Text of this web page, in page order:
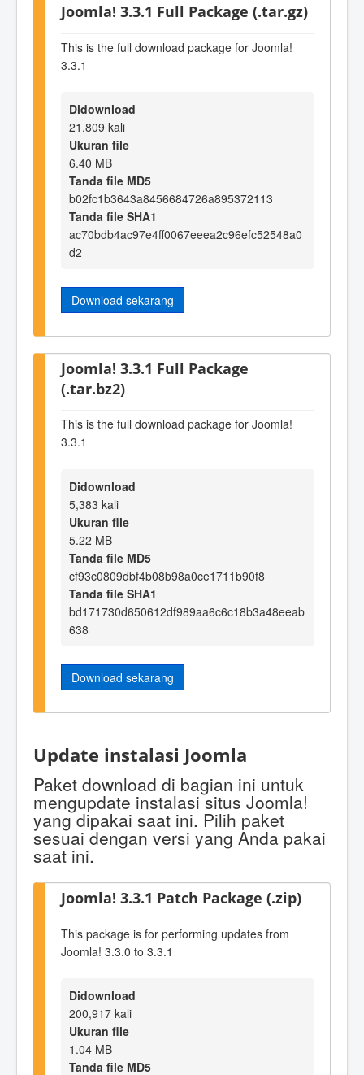
Joomla! 3.3.1 Full Package (.tar.gz)
This is the full download package for Joomla!
3.3.1
Didownload
21,809 kali
Ukuran file
6.40 MB
Tanda file MD5
b02fc1b3643a8456684726a895372113
Tanda file SHA1
ac70bdb4ac97e4ff0067eeea2c96efc52548a0
d2
Download sekarang
Joomla! 3.3.1 Full Package
(.tar.bz2)
This is the full download package for Joomla!
3.3.1
Didownload
5,383 kali
Ukuran file
5.22 MB
Tanda file MD5
cf93c0809dbf4b08b98a0ce1711b90f8
Tanda file SHA1
bd171730d650612df989aa6c6c18b3a48eeab
638
Download sekarang
Update instalasi Joomla
Paket download di bagian ini untuk
mengupdate instalasi situs Joomla!
yang dipakai saat ini. Pilih paket
sesuai dengan versi yang Anda pakai
saat ini.
Joomla! 3.3.1 Patch Package (.zip)
This package is for performing updates from
Joomla! 3.3.0 to 3.3.1
Didownload
200,917 kali
Ukuran file
1.04 MB
Tanda file MD5